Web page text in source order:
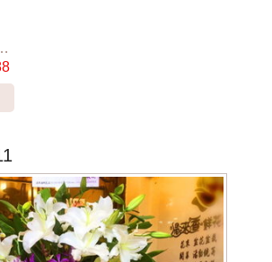
費350元*
園市內運送，部分偏遠區域無法送